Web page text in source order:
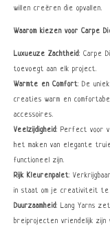
willen creëren die opvallen.
Waarom kiezen voor Carpe
Luxueuze Zachtheid: Carpe
toevoegt aan elk project.
Warmte en Comfort: De
creaties warm en
accessoires.
Veelzijdigheid: Perfect voor
het maken van elegante
functioneel zijn.
Rijk Kleurenpalet:
in staat om je creativiteit
Duurzaamheid: Lang Yarns
breiprojecten vriendelijk zijn